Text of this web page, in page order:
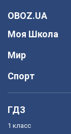
OBOZ.UA
Моя Школа
Мир
Спорт
ГДЗ
1 класс